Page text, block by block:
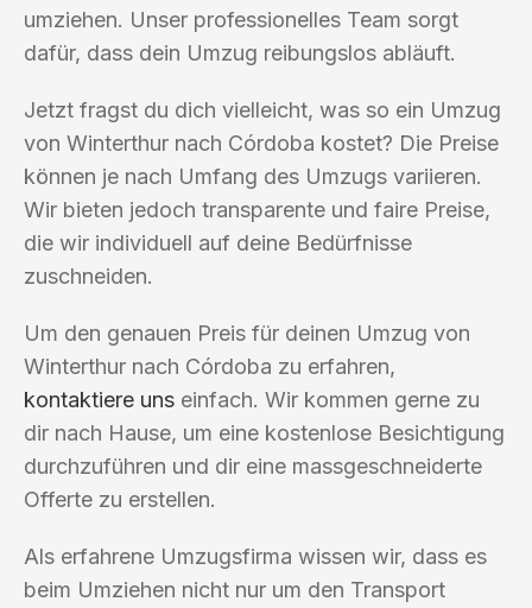
umziehen. Unser professionelles Team sorgt
dafür, dass dein Umzug reibungslos abläuft.
Jetzt fragst du dich vielleicht, was so ein Umzug
von Winterthur nach Córdoba kostet? Die Preise
können je nach Umfang des Umzugs variieren.
Wir bieten jedoch transparente und faire Preise,
die wir individuell auf deine Bedürfnisse
zuschneiden.
Um den genauen Preis für deinen Umzug von
Winterthur nach Córdoba zu erfahren,
kontaktiere uns einfach. Wir kommen gerne zu
dir nach Hause, um eine kostenlose Besichtigung
durchzuführen und dir eine massgeschneiderte
Offerte zu erstellen.
Als erfahrene Umzugsfirma wissen wir, dass es
beim Umziehen nicht nur um den Transport